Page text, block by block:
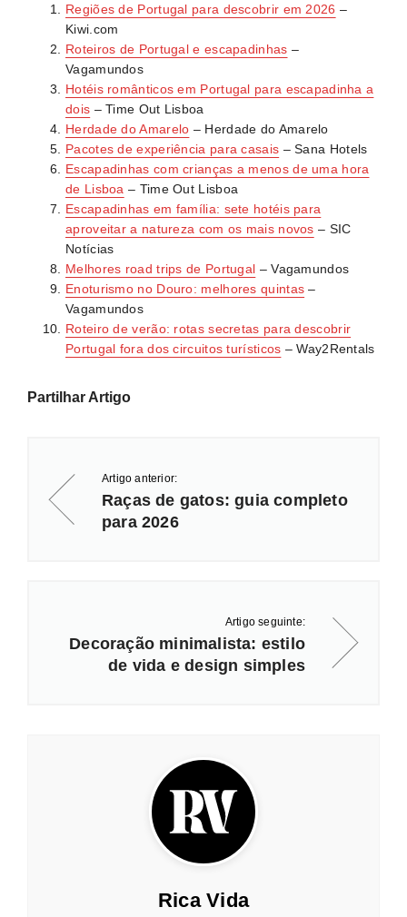
programas de animação infantil facilitam o descanso
dos adultos. Programe atividades ao ar livre pela
manhã e reserve as tardes para momentos mais
tranquilos.
Gerês ou fazerroad trips, alugar carro é essencial para
ter flexibilidade e aceder a locais mais remotos.
Verifique se o alojamento oferece estacionamento
gratuito. Reservar o carro com antecedência garante
melhores tarifas, especialmente em época alta.
Regiões de Portugal para descobrir em 2026 –
Kiwi.com
Roteiros de Portugal e escapadinhas –
Vagamundos
Hotéis românticos em Portugal para escapadinha a
dois – Time Out Lisboa
Herdade do Amarelo – Herdade do Amarelo
Pacotes de experiência para casais – Sana Hotels
Escapadinhas com crianças a menos de uma hora
de Lisboa – Time Out Lisboa
Escapadinhas em família: sete hotéis para
aproveitar a natureza com os mais novos – SIC
Notícias
Melhores road trips de Portugal – Vagamundos
Enoturismo no Douro: melhores quintas –
Vagamundos
Roteiro de verão: rotas secretas para descobrir
Portugal fora dos circuitos turísticos – Way2Rentals
Partilhar Artigo
Artigo anterior:
Raças de gatos: guia completo
para 2026
Artigo seguinte:
Decoração minimalista: estilo
de vida e design simples
Rica Vida